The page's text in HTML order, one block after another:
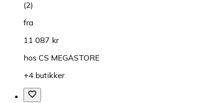
(2)
fra
11 087 kr
hos CS MEGASTORE
+4 butikker